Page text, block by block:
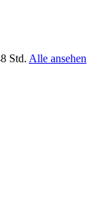
Std. Alle ansehen